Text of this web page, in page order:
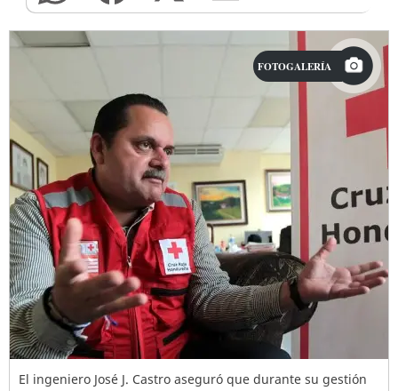
FOTOGALERÍA
El ingeniero José J. Castro aseguró que durante su gestión